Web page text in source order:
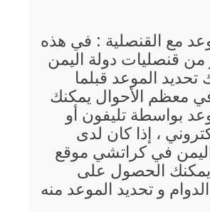
مع القنصلية : في هذه
من قنصليات دولة اليمن
الموعد قبلما
معظم الأحوال يمكنك
بواسطة تليفون أو
، إذا كان لدى
اليمن في كراتشي موقع
يمكنك الحصول على
و تحديد الموعد منه